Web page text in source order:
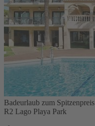
Badeurlaub zum Spitzenpreis
R2 Lago Playa Park